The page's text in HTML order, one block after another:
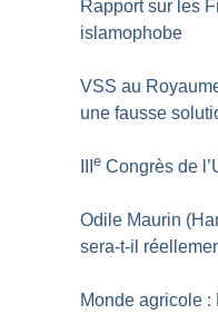
Rapport sur les
islamophobe
VSS au
une fausse
IIIe Congrès de
Odile Maurin
sera-t-il
Monde agricole